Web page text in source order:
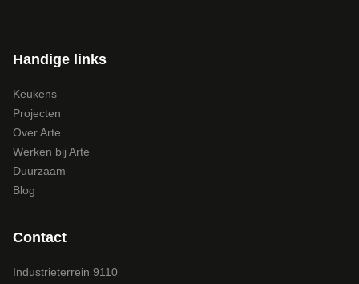
Handige links
Keukens
Projecten
Over Arte
Werken bij Arte
Duurzaam
Blog
Contact
Industrieterrein 9110